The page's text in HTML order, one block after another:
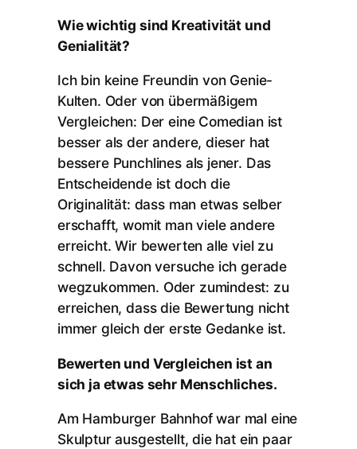
Wie wichtig sind Kreativität und
Genialität?
Ich bin keine Freundin von Genie-
Kulten. Oder von übermäßigem
Vergleichen: Der eine Comedian ist
besser als der andere, dieser hat
bessere Punchlines als jener. Das
Entscheidende ist doch die
Originalität: dass man etwas selber
erschafft, womit man viele andere
erreicht. Wir bewerten alle viel zu
schnell. Davon versuche ich gerade
wegzukommen. Oder zumindest: zu
erreichen, dass die Bewertung nicht
immer gleich der erste Gedanke ist.
Bewerten und Vergleichen ist an
sich ja etwas sehr Menschliches.
Am Hamburger Bahnhof war mal eine
Skulptur ausgestellt, die hat ein paar